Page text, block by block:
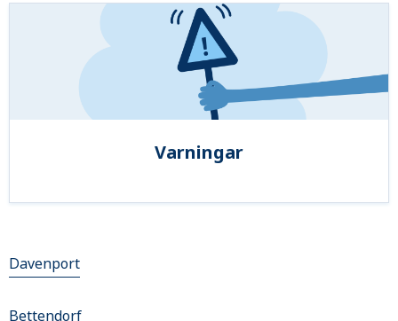
Varningar
Davenport
Bettendorf